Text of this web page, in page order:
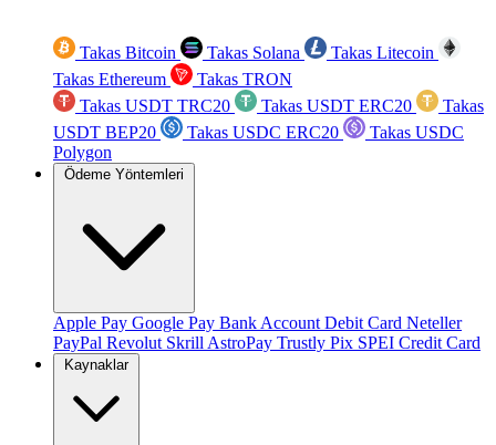
Takas Bitcoin Takas Solana
Takas Litecoin
Takas Ethereum
Takas TRON
Takas USDT TRC20
Takas USDT ERC20
Takas
USDT BEP20
Takas USDC ERC20
Takas USDC
Polygon
Ödeme Yöntemleri
Apple Pay Google Pay Bank Account Debit Card Neteller
PayPal Revolut Skrill AstroPay Trustly Pix SPEI Credit Card
Kaynaklar